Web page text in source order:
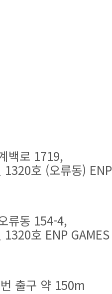
백로 1719,
1320호 (오류동)
류동 154-4,
1320호 ENP GAMES
출구 약 150m